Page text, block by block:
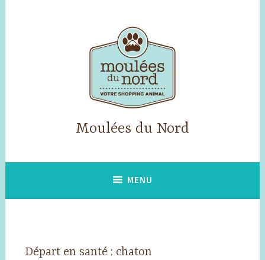
Moulées du Nord
MENU
Départ en santé : chaton